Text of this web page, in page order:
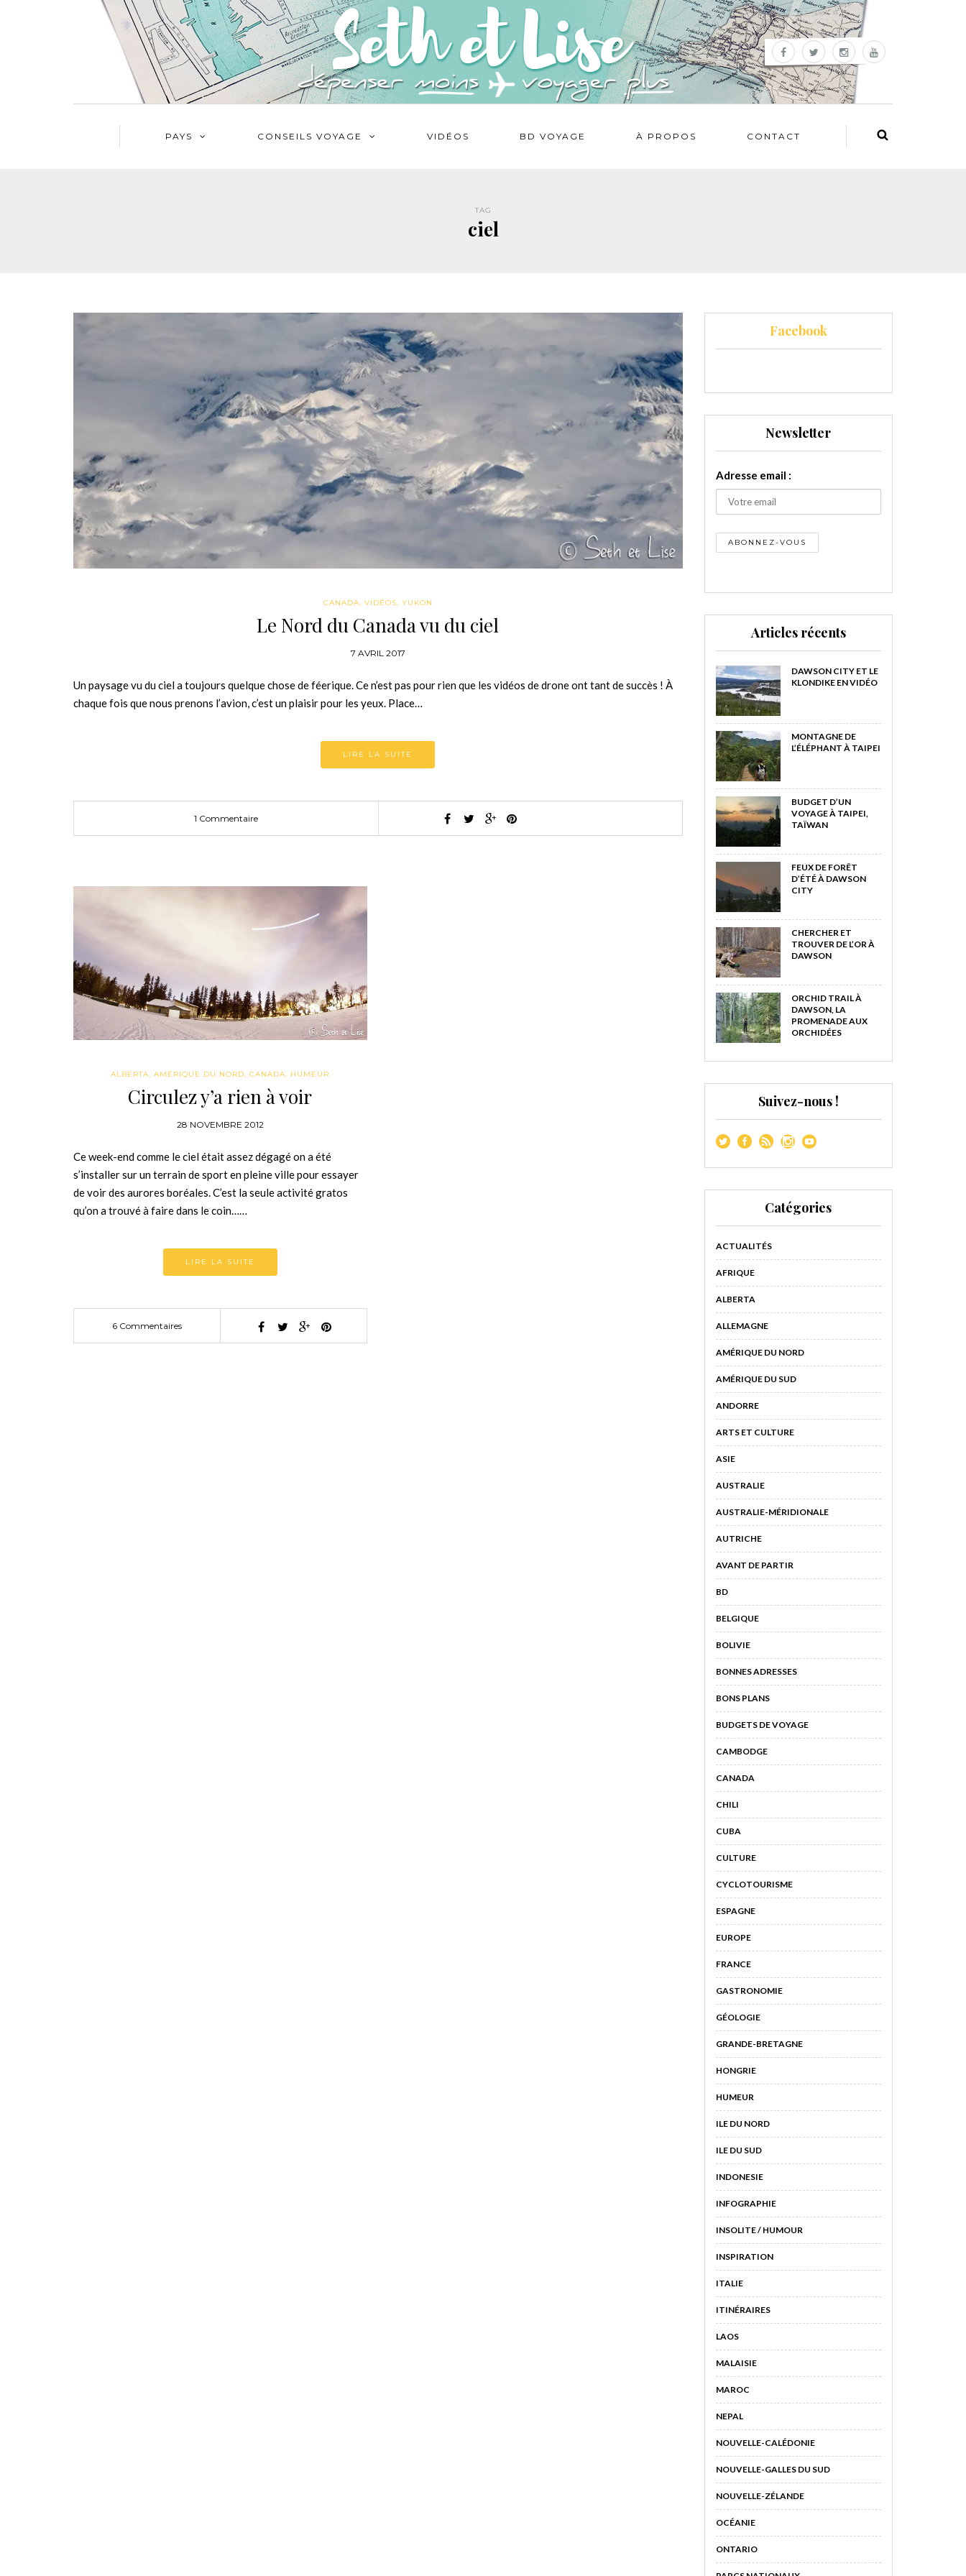
PAYS CONSEILS VOYAGE VIDÉOS BD VOYAGE À PROPOS CONTACT
TAG
ciel
CANADA, VIDÉOS, YUKON
Le Nord du Canada vu du ciel
7 AVRIL 2017
Un paysage vu du ciel a toujours quelque chose de féerique. Ce n’est pas pour rien que les vidéos de drone ont tant de succès ! À
chaque fois que nous prenons l’avion, c’est un plaisir pour les yeux. Place…
LIRE LA SUITE
1 Commentaire
ALBERTA,AMÉRIQUE DU NORD,CANADA, HUMEUR
Circulez y’a rien à voir
28 NOVEMBRE 2012
Ce week-end comme le ciel était assez dégagé on a été
s’installer sur un terrain de sport en pleine ville pour essayer
de voir des aurores boréales. C’est la seule activité gratos
qu’on a trouvé à faire dans le coin……
LIRE LA SUITE
6 Commentaires
Facebook
Newsletter
Adresse email :
Articles récents
DAWSON CITY ET LE
KLONDIKE EN VIDÉO
MONTAGNE DE
L’ÉLÉPHANT À TAIPEI
BUDGET D’UN
VOYAGE À TAIPEI,
TAÏWAN
FEUX DE FORÊT
D’ÉTÉ À DAWSON
CITY
CHERCHER ET
TROUVER DE L’OR À
DAWSON
ORCHID TRAIL À
DAWSON, LA
PROMENADE AUX
ORCHIDÉES
Suivez-nous !
Catégories
ACTUALITÉS
AFRIQUE
ALBERTA
ALLEMAGNE
AMÉRIQUE DU NORD
AMÉRIQUE DU SUD
ANDORRE
ARTS ET CULTURE
ASIE
AUSTRALIE
AUSTRALIE-MÉRIDIONALE
AUTRICHE
AVANT DE PARTIR
BD
BELGIQUE
BOLIVIE
BONNES ADRESSES
BONS PLANS
BUDGETS DE VOYAGE
CAMBODGE
CANADA
CHILI
CUBA
CULTURE
CYCLOTOURISME
ESPAGNE
EUROPE
FRANCE
GASTRONOMIE
GÉOLOGIE
GRANDE-BRETAGNE
HONGRIE
HUMEUR
ILE DU NORD
ILE DU SUD
INDONESIE
INFOGRAPHIE
INSOLITE / HUMOUR
INSPIRATION
ITALIE
ITINÉRAIRES
LAOS
MALAISIE
MAROC
NEPAL
NOUVELLE-CALÉDONIE
NOUVELLE-GALLES DU SUD
NOUVELLE-ZÉLANDE
OCÉANIE
ONTARIO